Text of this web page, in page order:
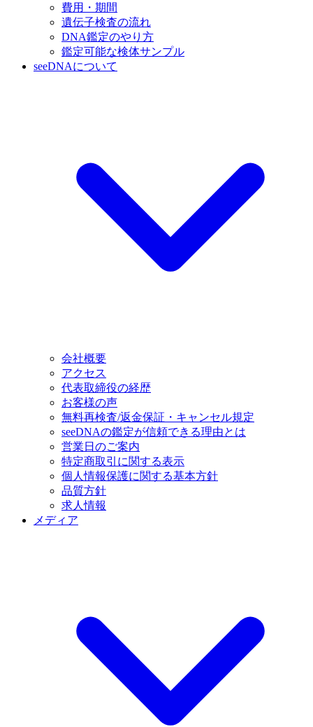
費用・期間
遺伝子検査の流れ
DNA鑑定のやり方
鑑定可能な検体サンプル
seeDNAについて
会社概要
アクセス
代表取締役の経歴
お客様の声
無料再検査/返金保証・キャンセル規定
seeDNAの鑑定が信頼できる理由とは
営業日のご案内
特定商取引に関する表示
個人情報保護に関する基本方針
品質方針
求人情報
メディア